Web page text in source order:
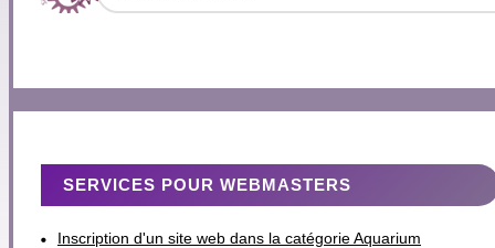
SERVICES POUR WEBMASTERS
Inscription d'un site web dans la catégorie Aquarium